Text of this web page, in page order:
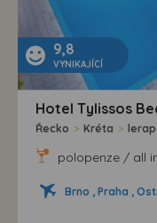
9,8
VYNIKAJÍCÍ
Hotel Tylissos
Řecko > Kréta >
polopenze / all
Brno , Praha ,